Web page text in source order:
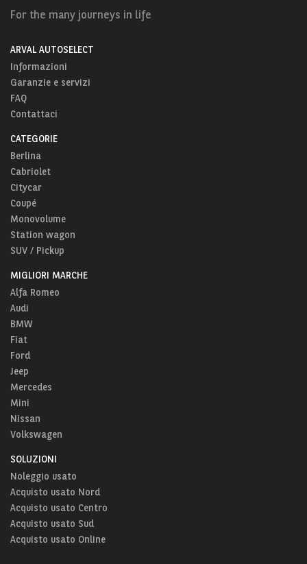
For the many journeys in life
ARVAL AUTOSELECT
Informazioni
Garanzie e servizi
FAQ
Contattaci
CATEGORIE
Berlina
Cabriolet
Citycar
Coupé
Monovolume
Station wagon
SUV / Pickup
MIGLIORI MARCHE
Alfa Romeo
Audi
BMW
Fiat
Ford
Jeep
Mercedes
Mini
Nissan
Volkswagen
SOLUZIONI
Noleggio usato
Acquisto usato Nord
Acquisto usato Centro
Acquisto usato Sud
Acquisto usato Online